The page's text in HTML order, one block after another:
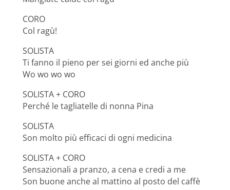
CORO
Col ragù!
SOLISTA
Ti fanno il pieno per sei giorni ed anche più
Wo wo wo wo
SOLISTA + CORO
Perché le tagliatelle di nonna Pina
SOLISTA
Son molto più efficaci di ogni medicina
SOLISTA + CORO
Sensazionali a pranzo, a cena e credi a me
Son buone anche al mattino al posto del caffè